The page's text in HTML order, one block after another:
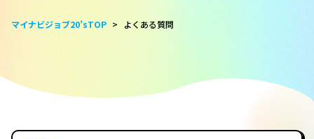
マイナビジョブ20’sTOP > よくある質問